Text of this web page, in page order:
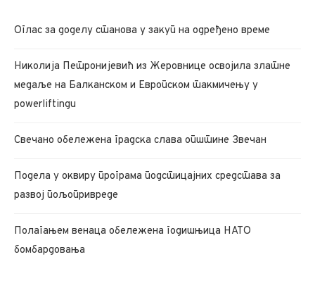
Oглас за доделу станова у закуп на одређено време
Николија Петронијевић из Жеровнице освојила златне
медаље на Балканском и Европском такмичењу у
powerliftingu
Свечано обележена градска слава општине Звечан
Подела у оквиру програма подстицајних средстава за
развој пољопривреде
Полагањем венаца обележена годишњица НАТО
бомбардовања